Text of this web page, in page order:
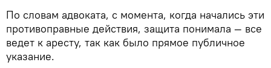
По словам адвоката, с момента, когда начались эти
противоправные действия, защита понимала — все
ведет к аресту, так как было прямое публичное
указание.